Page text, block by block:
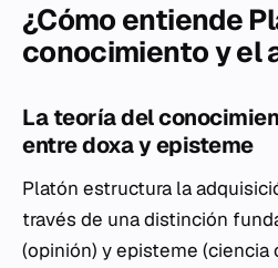
¿Cómo entiende
conocimiento y el
La teoría del
entre doxa y episteme
Platón estructura la
través de una distinción
(opinión) yepisteme (ciencia